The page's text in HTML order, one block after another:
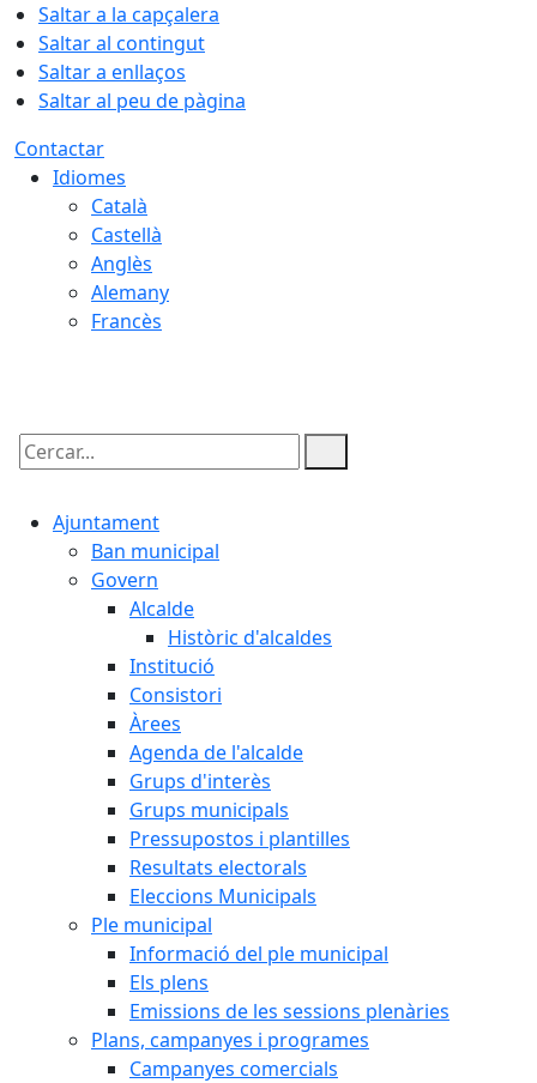
Saltar a la capçalera
Saltar al contingut
Saltar a enllaços
Saltar al peu de pàgina
Contactar
Idiomes
Català
Castellà
Anglès
Alemany
Francès
Cercar:
Ajuntament
Ban municipal
Govern
Alcalde
Històric d'alcaldes
Institució
Consistori
Àrees
Agenda de l'alcalde
Grups d'interès
Grups municipals
Pressupostos i plantilles
Resultats electorals
Eleccions Municipals
Ple municipal
Informació del ple municipal
Els plens
Emissions de les sessions plenàries
Plans, campanyes i programes
Campanyes comercials